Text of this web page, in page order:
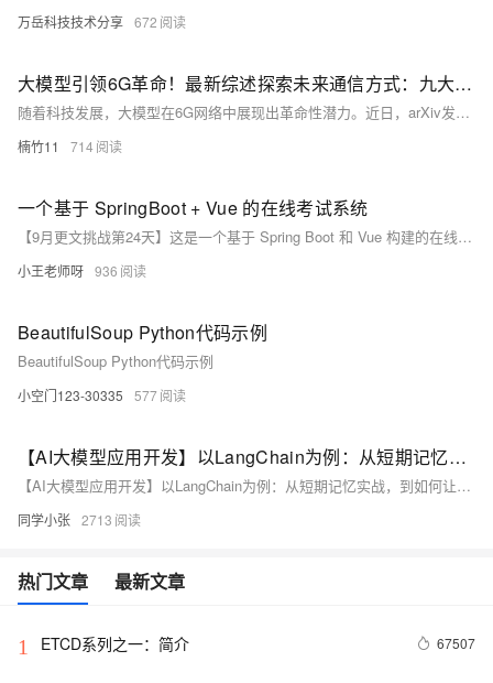
万岳科技技术分享 672
大模型引领6G革命！最新综述探索未来通信方式：九大方向，覆盖多模态、RAG等
随着科技发展，大模型在6G网络中展现出革命性潜力。近日，arXiv发布综述论文《大模型在电信领域的全面调查》，探讨了大模型在通信领域的应用，涵盖生成、分类、优化、预测等方向，同时指出了数据隐私、计算资源及模型可解释性等挑战。论文链接：https://arxiv.org/abs/2405.10825
楠竹11 714
一个基于 SpringBoot + Vue 的在线考试系统
【9月更文挑战第24天】这是一个基于 Spring Boot 和 Vue 构建的在线考试系统。后端采用 Spring Boot、Spring Data JPA 和 MySQL 实现快速开发和数据库操作；前端使用 Vue.js 和 Element UI 快速搭建界面。系统包括用户管理、考试管理、考试答题和成绩管理等功能模块，并设计了相应的数据库表结构。通过 RESTful API 实现前后端数据交互，支持多种题型和权限管理，适用于学校和企业等场景。
小王老师呀 936
BeautifulSoup Python代码示例
BeautifulSoup Python代码示例
小空门123-30335 577
【AI大模型应用开发】以LangChain为例：从短期记忆实战，到如何让AI应用保持长期记忆的探索
【AI大模型应用开发】以LangChain为例：从短期记忆实战，到如何让AI应用保持长期记忆的探索
同学小张 2713
热门文章 最新文章
1 ETCD系列之一：简介 67507